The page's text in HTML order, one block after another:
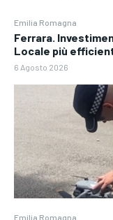
Emilia Romagna
Ferrara.
Locale più
6 Agosto 2026
Emilia Romagna